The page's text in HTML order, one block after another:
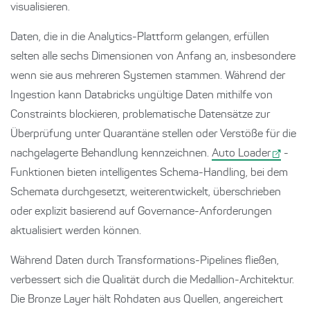
visualisieren.
Daten, die in die Analytics-Plattform gelangen, erfüllen
selten alle sechs Dimensionen von Anfang an, insbesondere
wenn sie aus mehreren Systemen stammen. Während der
Ingestion kann Databricks ungültige Daten mithilfe von
Constraints blockieren, problematische Datensätze zur
Überprüfung unter Quarantäne stellen oder Verstöße für die
nachgelagerte Behandlung kennzeichnen. Auto Loader
-
Funktionen bieten intelligentes Schema-Handling, bei dem
Schemata durchgesetzt, weiterentwickelt, überschrieben
oder explizit basierend auf Governance-Anforderungen
aktualisiert werden können.
Während Daten durch Transformations-Pipelines fließen,
verbessert sich die Qualität durch die Medallion-Architektur.
Die Bronze Layer hält Rohdaten aus Quellen, angereichert